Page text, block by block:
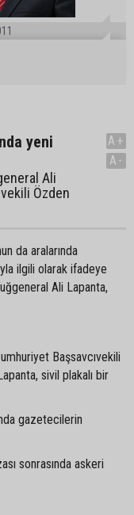
yeni
Ali
Özden
A+
A-
da aralarında
ilgili olarak ifadeye
Ali Lapanta,
Başsavcıvekili
sivil plakalı bir
gazetecilerin
sonrasında askeri